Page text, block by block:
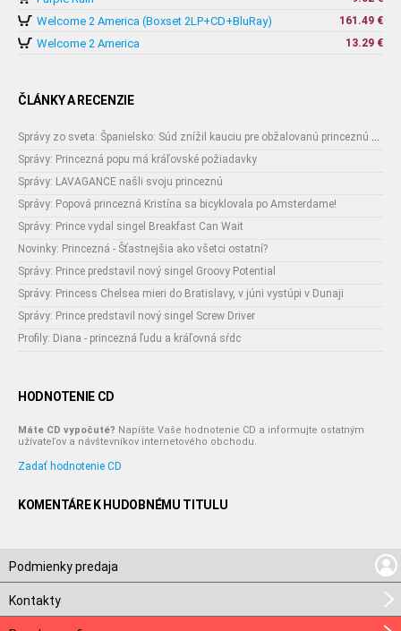
Welcome 2 America (Boxset 2LP+CD+BluRay) 161.49 €
Welcome 2 America 13.29 €
ČLÁNKY A RECENZIE
Správy zo sveta: Španielsko: Súd znížil kauciu pre obžalovanú princeznú Cristinu
Správy: Princezná popu má kráľovské požiadavky
Správy: LAVAGANCE našli svoju princeznú
Správy: Popová princezná Kristína sa bicyklovala po Amsterdame!
Správy: Prince vydal singel Breakfast Can Wait
Novinky: Princezná - Šťastnejšia ako všetci ostatní?
Správy: Prince predstavil nový singel Groovy Potential
Správy: Princess Chelsea mieri do Bratislavy, v júni vystúpi v Dunaji
Správy: Prince predstavil nový singel Screw Driver
Profily: Diana - princezná ľudu a kráľovná sŕdc
HODNOTENIE CD
Máte CD vypočuté? Napíšte Vaše hodnotenie CD a informujte ostatným
užívateľov a návštevníkov internetového obchodu.
Zadať hodnotenie CD
KOMENTÁRE K HUDOBNÉMU TITULU
Podmienky predaja
Kontakty